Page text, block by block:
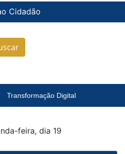
Cidadão
Transformação Digital
feira, dia 19